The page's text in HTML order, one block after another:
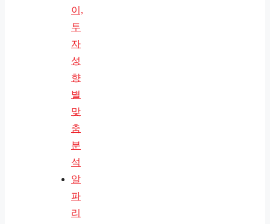
이,
투
자
성
향
별
맞
춤
분
석
알
파
리